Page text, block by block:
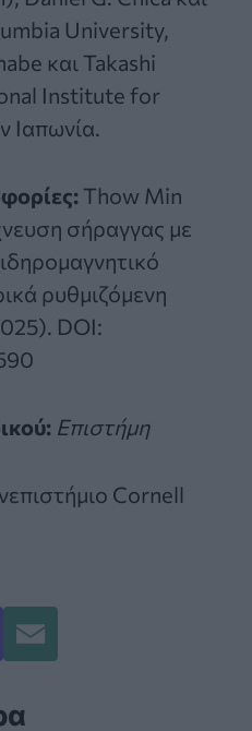
University,
και Takashi
Institute for
Ιαπωνία.
Thow Min
σήραγγας με
ρυθμιζόμενη
DOI:
Επιστήμη
Cornell